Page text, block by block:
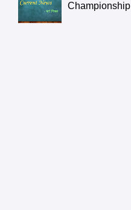
Championship